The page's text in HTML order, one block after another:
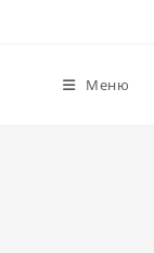
Меню